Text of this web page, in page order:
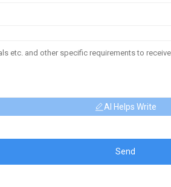
AI Helps Write
Send